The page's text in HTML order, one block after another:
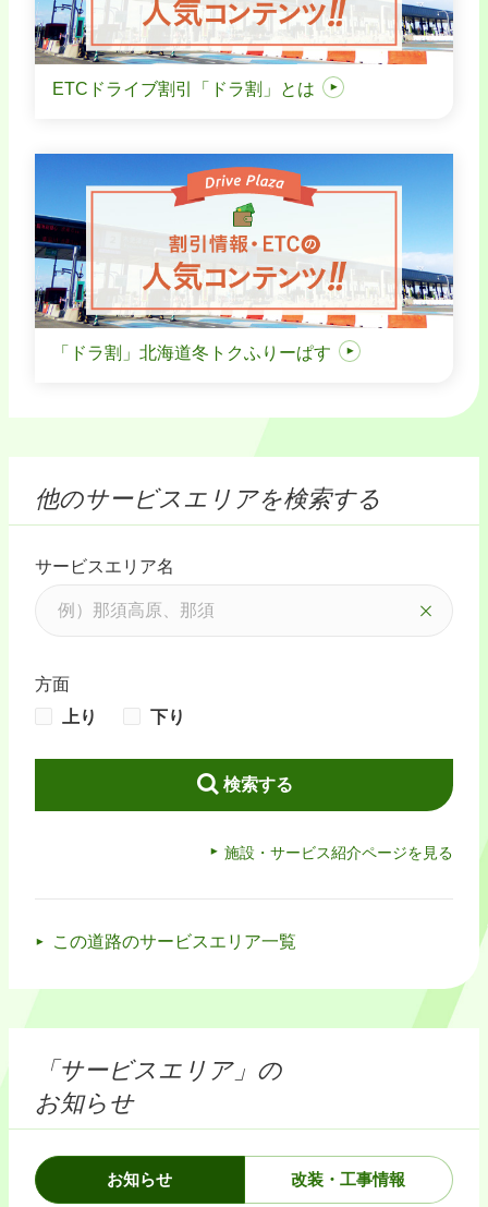
ETCドライブ割引「ドラ割」とは
「ドラ割」北海道冬トクふりーぱす
他のサービスエリアを検索する
サービスエリア名
方面
上り
下り
検索する
施設・サービス紹介ページを見る
この道路のサービスエリア一覧
「サービスエリア」の
お知らせ
お知らせ 改装・工事情報